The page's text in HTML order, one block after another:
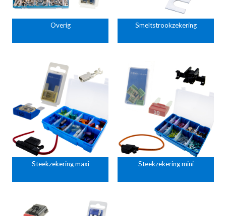
Overig Smeltstrookzekering
Steekzekering maxi Steekzekering mini